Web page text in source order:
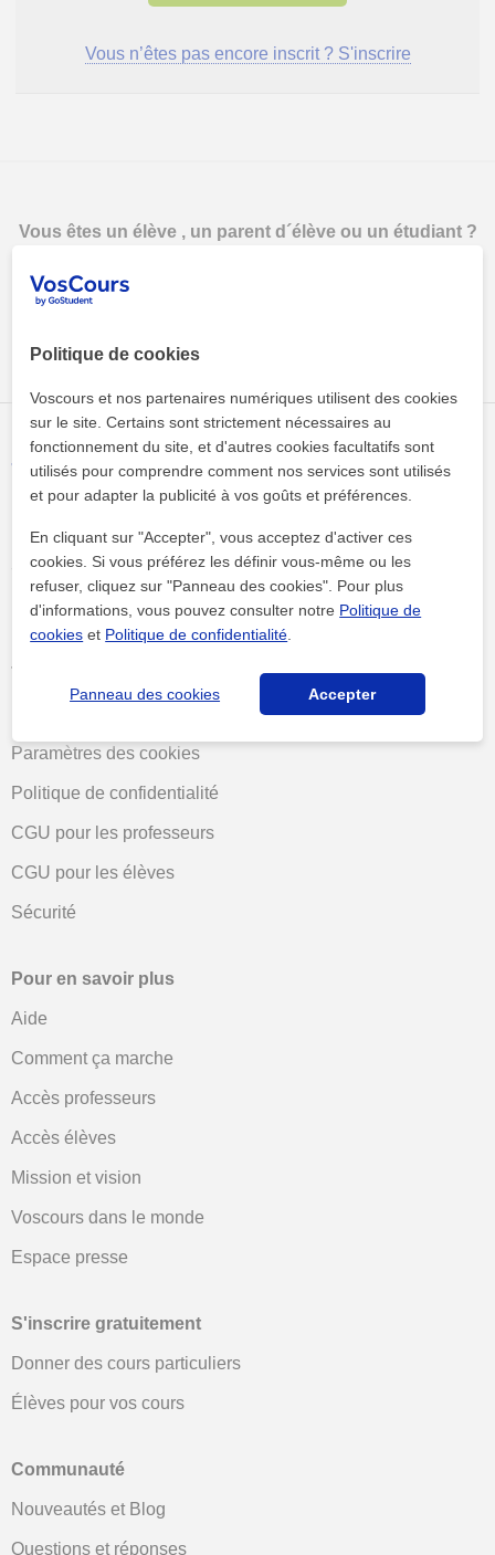
Vous n’êtes pas encore inscrit ? S'inscrire
Vous êtes un élève , un parent d´élève ou un étudiant ?
Suivez-nous
Termes et conditions
Paramètres des cookies
Politique de confidentialité
CGU pour les professeurs
CGU pour les élèves
Sécurité
Pour en savoir plus
Aide
Comment ça marche
Accès professeurs
Accès élèves
Mission et vision
Voscours dans le monde
Espace presse
S'inscrire gratuitement
Donner des cours particuliers
Élèves pour vos cours
Communauté
Nouveautés et Blog
Questions et réponses
Politique de cookies
Voscours et nos partenaires numériques utilisent des cookies
sur le site. Certains sont strictement nécessaires au
fonctionnement du site, et d'autres cookies facultatifs sont
utilisés pour comprendre comment nos services sont utilisés
et pour adapter la publicité à vos goûts et préférences.
En cliquant sur "Accepter", vous acceptez d'activer ces
cookies. Si vous préférez les définir vous-même ou les
refuser, cliquez sur "Panneau des cookies". Pour plus
d'informations, vous pouvez consulter notre Politique de
cookies et Politique de confidentialité
Panneau des cookies Accepter